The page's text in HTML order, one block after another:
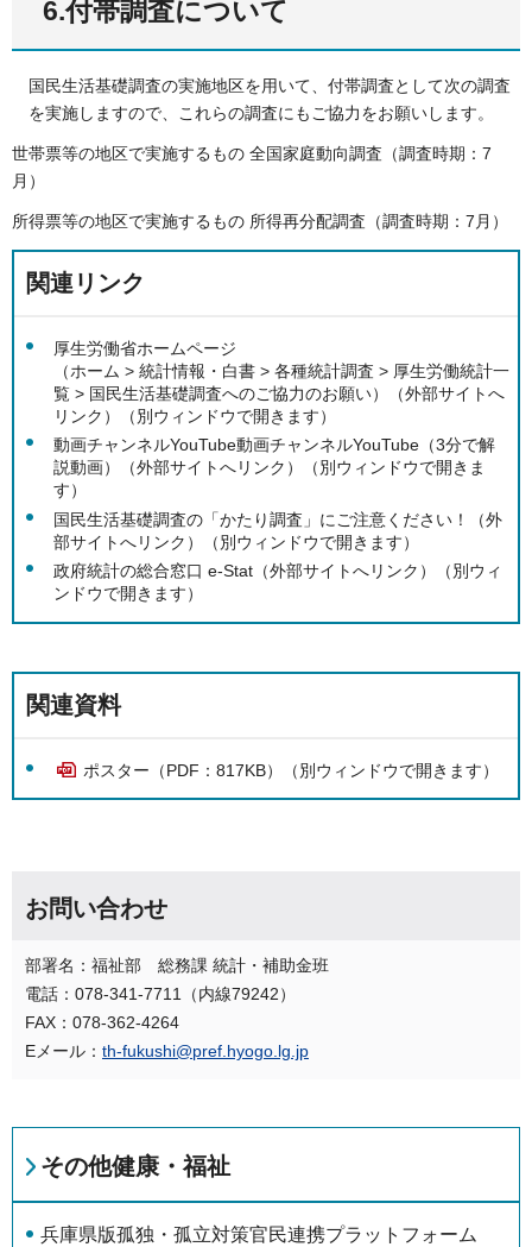
6.付帯調査について
国民生活基礎調査の実施地区を用いて、付帯調査として次の調査
を実施しますので、これらの調査にもご協力をお願いします。
世帯票等の地区で実施するもの 全国家庭動向調査（調査時期：7
月）
所得票等の地区で実施するもの 所得再分配調査（調査時期：7月）
関連リンク
厚生労働省ホームページ
（ホーム > 統計情報・白書 > 各種統計調査 > 厚生労働統計一
覧 > 国民生活基礎調査へのご協力のお願い）（外部サイトへ
リンク）（別ウィンドウで開きます）
動画チャンネルYouTube動画チャンネルYouTube（3分で解
説動画）（外部サイトへリンク）（別ウィンドウで開きま
す）
国民生活基礎調査の「かたり調査」にご注意ください！（外
部サイトへリンク）（別ウィンドウで開きます）
政府統計の総合窓口 e-Stat（外部サイトへリンク）（別ウィ
ンドウで開きます）
関連資料
ポスター（PDF：817KB）（別ウィンドウで開きます）
お問い合わせ
部署名：福祉部 総務課 統計・補助金班
電話：078-341-7711（内線79242）
FAX：078-362-4264
Eメール： th-fukushi@pref.hyogo.lg.jp
その他健康・福祉
兵庫県版孤独・孤立対策官民連携プラットフォーム